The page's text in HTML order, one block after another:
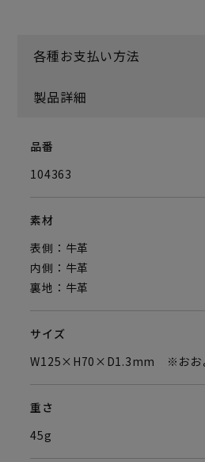
各種お支払い方法
製品詳細
品番
104363
素材
表側：牛革
内側：牛革
裏地：牛革
サイズ
W125×H70×D1.3mm ※おお
重さ
45g